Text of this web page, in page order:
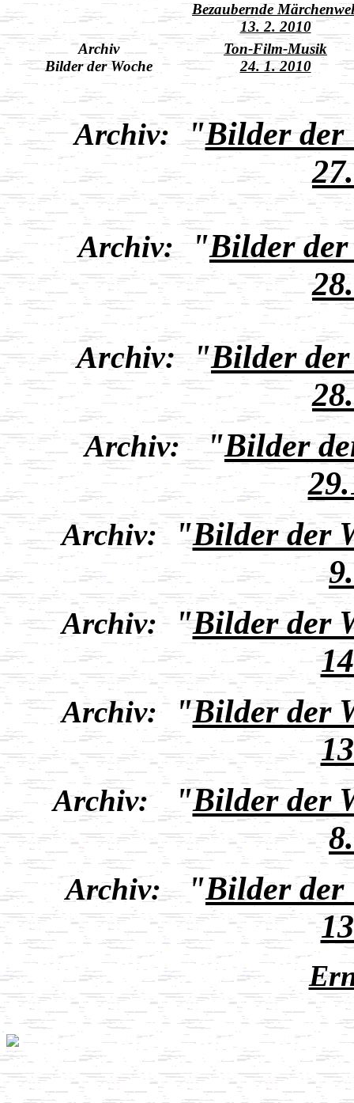
Bezaubernde
13. 2. 2010
Archiv
Bilder der Woche
Ton-Film-Musik
24. 1. 2010
Archiv: "Bilder der
Archiv: "Bilder der
Archiv:"Bilder der
Archiv:"Bilder
Archiv:"Bilder der
Archiv:"Bilder der
Archiv:"Bilder der
Archiv:"Bilder der
Archiv:"Bilder der